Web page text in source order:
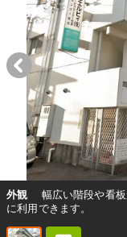
外観
幅広い階段や看
に利用できます。